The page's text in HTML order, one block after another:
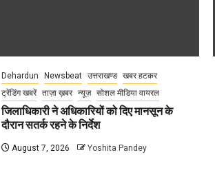
Dehardun Newsbeat उत्तराखण्ड
खबर हटकर
ट्रेंडिंग खबरें
ताज़ा ख़बर न्यूज़ सोशल मीडिया वायरल
जिलाधिकारी ने अधिकारियों को दिए मानसून के
दौरान सतर्क रहने के निर्देश
August 7, 2026 Yoshita Pandey